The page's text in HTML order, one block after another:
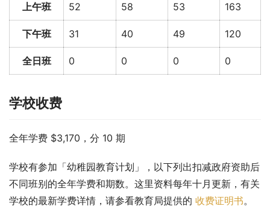
上午班 52 58 53 163
下午班 31 40 49 120
全日班 0 0 0 0
学校收费
全年学费 $3,170，分 10 期
学校有参加「幼稚园教育计划」，以下列出扣减政府资助后
不同班别的全年学费和期数。这里资料每年十月更新，有关
学校的最新学费详情，请参看教育局提供的 收费证明书。